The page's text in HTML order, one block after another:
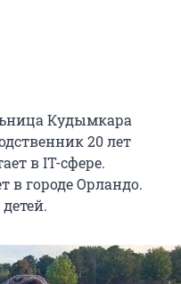
Кудымкара
20 лет
в IT-сфере.
в городе Орландо.